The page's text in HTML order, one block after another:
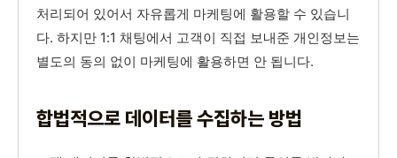
처리되어 있어서 자유롭게 마케팅에 활용할 수 있습니
다. 하지만 1:1 채팅에서 고객이 직접 보내준 개인정보는
별도의 동의 없이 마케팅에 활용하면 안 됩니다.
합법적으로 데이터를 수집하는 방법